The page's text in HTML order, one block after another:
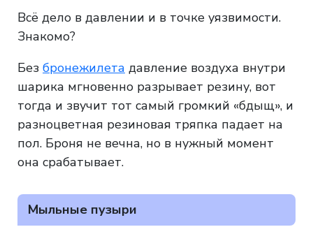
Всё дело в давлении и в точке уязвимости.
Знакомо?
Без бронежилета давление воздуха внутри
шарика мгновенно разрывает резину, вот
тогда и звучит тот самый громкий «бдыщ», и
разноцветная резиновая тряпка падает на
пол. Броня не вечна, но в нужный момент
она срабатывает.
Мыльные пузыри